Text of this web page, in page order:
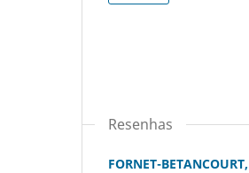
Resenhas
FORNET-